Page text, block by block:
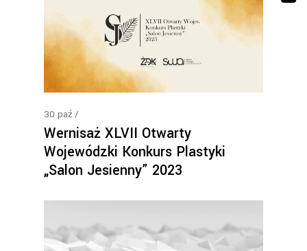
30 paź
Wernisaż XLVII Otwarty
Wojewódzki Konkurs Plastyki
„Salon Jesienny” 2023